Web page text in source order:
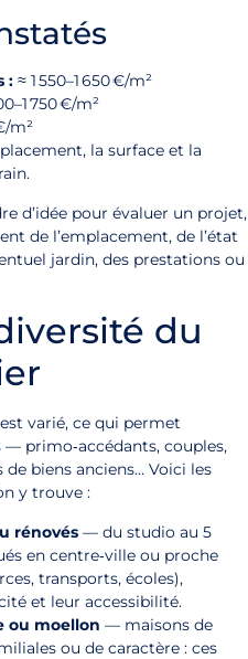
: ≈ 1 550–1 650 €/m²
750 €/m²
m²
la surface et la
d’idée pour évaluer un projet,
de l’emplacement, de l’état
jardin, des prestations ou
du
varié, ce qui permet
— primo‑accédants, couples,
biens anciens… Voici les
y trouve :
rénovés — du studio au 5
en centre‑ville ou proche
transports, écoles),
et leur accessibilité.
ou moellon — maisons de
ou de caractère : ces